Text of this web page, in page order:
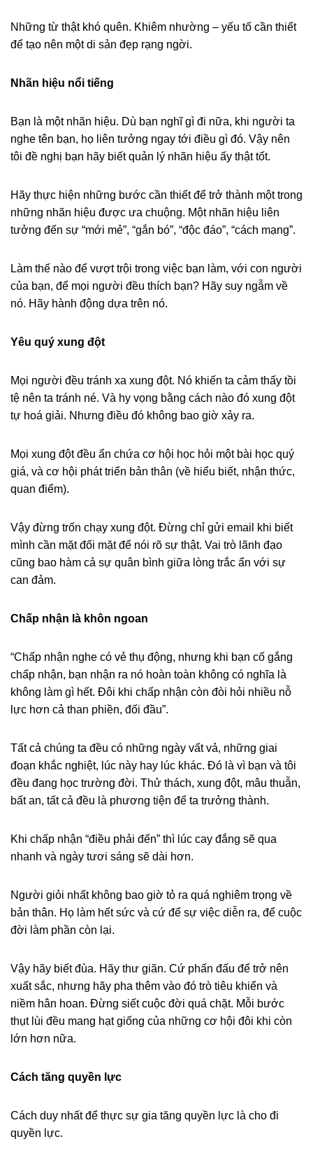
Những từ thật khó quên. Khiêm nhường – yếu tố cần thiết
để tạo nên một di sản đẹp rạng ngời.
Nhãn hiệu nổi tiếng
Bạn là một nhãn hiệu. Dù bạn nghĩ gì đi nữa, khi người ta
nghe tên bạn, họ liên tưởng ngay tới điều gì đó. Vậy nên
tôi đề nghị bạn hãy biết quản lý nhãn hiệu ấy thật tốt.
Hãy thực hiện những bước cần thiết để trở thành một trong
những nhãn hiệu được ưa chuộng. Một nhãn hiệu liên
tưởng đến sự “mới mẻ”, “gắn bó”, “độc đáo”, “cách mạng”.
Làm thế nào để vượt trội trong việc bạn làm, với con người
của bạn, để mọi người đều thích bạn? Hãy suy ngẫm về
nó. Hãy hành động dựa trên nó.
Yêu quý xung đột
Mọi người đều tránh xa xung đột. Nó khiến ta cảm thấy tồi
tệ nên ta tránh né. Và hy vọng bằng cách nào đó xung đột
tự hoá giải. Nhưng điều đó không bao giờ xảy ra.
Mọi xung đột đều ẩn chứa cơ hội học hỏi một bài học quý
giá, và cơ hội phát triển bản thân (về hiểu biết, nhận thức,
quan điểm).
Vậy đừng trốn chạy xung đột. Đừng chỉ gửi email khi biết
mình cần mặt đối mặt để nói rõ sự thật. Vai trò lãnh đạo
cũng bao hàm cả sự quân bình giữa lòng trắc ẩn với sự
can đảm.
Chấp nhận là khôn ngoan
“Chấp nhận nghe có vẻ thụ động, nhưng khi bạn cố gắng
chấp nhận, bạn nhận ra nó hoàn toàn không có nghĩa là
không làm gì hết. Đôi khi chấp nhận còn đòi hỏi nhiều nỗ
lực hơn cả than phiền, đối đầu”.
Tất cả chúng ta đều có những ngày vất vả, những giai
đoạn khắc nghiệt, lúc này hay lúc khác. Đó là vì bạn và tôi
đều đang học trường đời. Thử thách, xung đột, mâu thuẫn,
bất an, tất cả đều là phương tiện để ta trưởng thành.
Khi chấp nhận “điều phải đến” thì lúc cay đắng sẽ qua
nhanh và ngày tươi sáng sẽ dài hơn.
Người giỏi nhất không bao giờ tỏ ra quá nghiêm trọng về
bản thân. Họ làm hết sức và cứ để sự việc diễn ra, để cuộc
đời làm phần còn lại.
Vậy hãy biết đùa. Hãy thư giãn. Cứ phấn đấu để trở nên
xuất sắc, nhưng hãy pha thêm vào đó trò tiêu khiển và
niềm hân hoan. Đừng siết cuộc đời quá chặt. Mỗi bước
thụt lùi đều mang hạt giống của những cơ hội đôi khi còn
lớn hơn nữa.
Cách tăng quyền lực
Cách duy nhất để thực sự gia tăng quyền lực là cho đi
quyền lực.